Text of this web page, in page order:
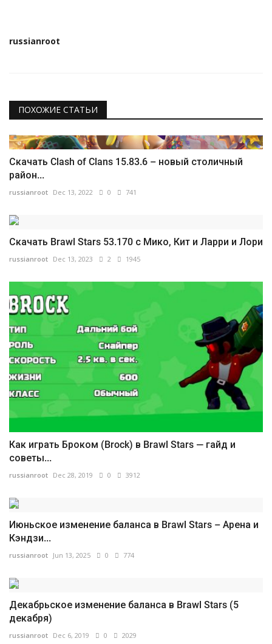
russianroot
ПОХОЖИЕ СТАТЬИ
Скачать Clash of Clans 15.83.6 – новый столичный
район...
russianroot Dec 13, 2022 0 741
Скачать Brawl Stars 53.170 с Мико, Кит и Ларри и Лори
russianroot Dec 13, 2023 2 1945
Как играть Броком (Brock) в Brawl Stars — гайд и
советы...
russianroot Dec 28, 2019 0 3912
Июньское изменение баланса в Brawl Stars – Арена и
Кэндзи...
russianroot Jun 13, 2025 0 774
Декабрьское изменение баланса в Brawl Stars (5
декабря)
russianroot Dec 6, 2019 0 2029